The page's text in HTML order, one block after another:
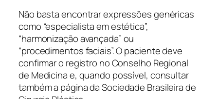
Não basta encontrar expressões genéricas
como “especialista em estética”,
“harmonização avançada” ou
“procedimentos faciais”. O paciente deve
confirmar o registro no Conselho Regional
de Medicina e, quando possível, consultar
também a página da Sociedade Brasileira de